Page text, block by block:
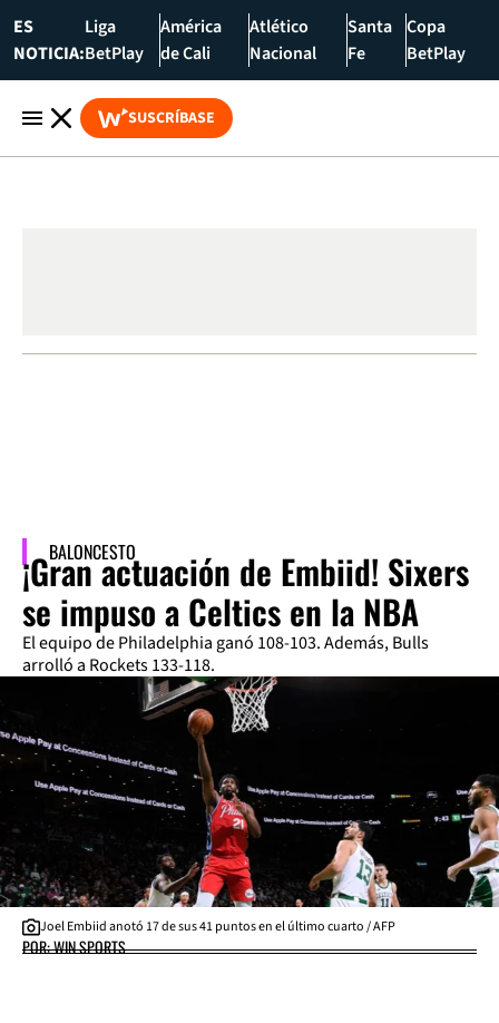
ES
NOTICIA:
Liga
BetPlay
América
de Cali
Atlético
Nacional
Santa
Fe
Copa
BetPlay
SUSCRÍBASE
BALONCESTO
¡Gran actuación de Embiid! Sixers
se impuso a Celtics en la NBA
El equipo de Philadelphia ganó 108-103. Además, Bulls
arrolló a Rockets 133-118.
Joel Embiid anotó 17 de sus 41 puntos en el último cuarto / AFP
POR: WIN SPORTS